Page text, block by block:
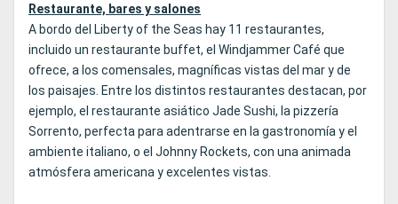
Restaurante, bares y salones
A bordo del Liberty of the Seas hay 11 restaurantes,
incluido un restaurante buffet, el Windjammer Café que
ofrece, a los comensales, magníficas vistas del mar y de
los paisajes. Entre los distintos restaurantes destacan, por
ejemplo, el restaurante asiático Jade Sushi, la pizzería
Sorrento, perfecta para adentrarse en la gastronomía y el
ambiente italiano, o el Johnny Rockets, con una animada
atmósfera americana y excelentes vistas.